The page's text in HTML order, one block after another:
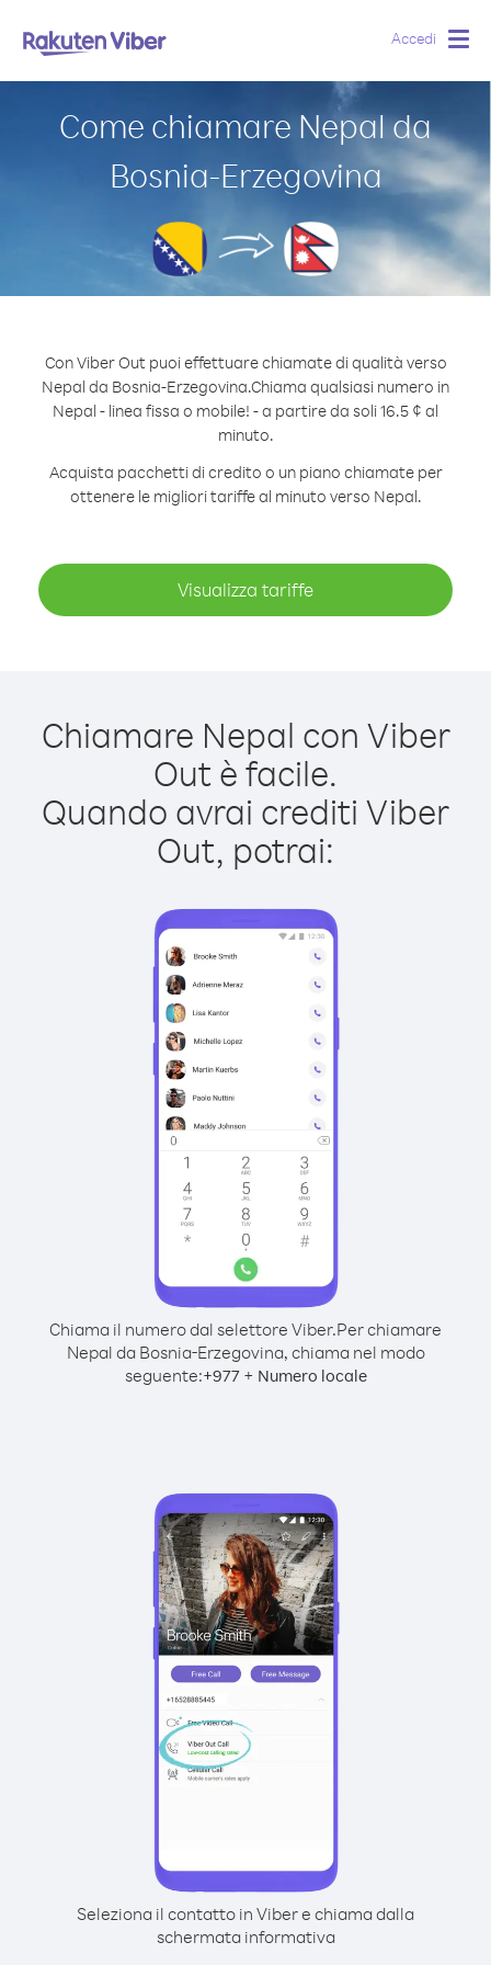
Accedi
Come chiamare Nepal da
Bosnia-Erzegovina
Con Viber Out puoi effettuare chiamate di qualità verso
Nepal da Bosnia-Erzegovina.Chiama qualsiasi numero in
Nepal - linea fissa o mobile! - a partire da soli 16.5 ¢ al
minuto.
Acquista pacchetti di credito o un piano chiamate per
ottenere le migliori tariffe al minuto verso Nepal.
Visualizza tariffe
Chiamare Nepal con Viber
Out è facile.
Quando avrai crediti Viber
Out, potrai:
Chiama il numero dal selettore Viber.Per chiamare
Nepal da Bosnia-Erzegovina, chiama nel modo
seguente:+977+ Numero locale
Seleziona il contatto in Viber e chiama dalla
schermata informativa